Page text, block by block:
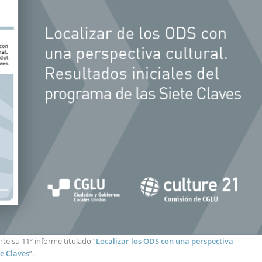
su 11º informe titulado “Localizar los ODS con una perspectiva
Claves”.